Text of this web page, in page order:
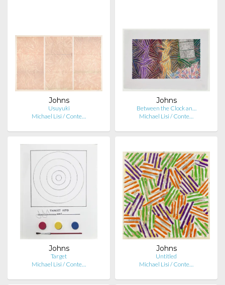
Johns
Usuyuki
Michael Lisi / Conte…
Johns
Between the Clock an…
Michael Lisi / Conte…
Johns
Target
Michael Lisi / Conte…
Johns
Untitled
Michael Lisi / Conte…